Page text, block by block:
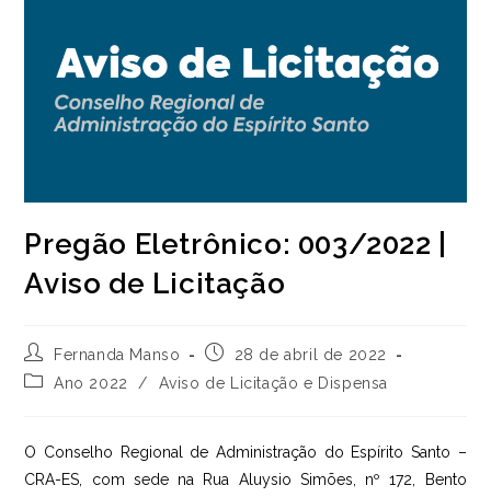
Pregão Eletrônico: 003/2022 |
Aviso de Licitação
Autor
do
post:
Fernanda Manso
Post28 de abril de 2022
Categoria
Ano 2022 / Aviso de Licitação e Dispensa
O Conselho Regional de Administração do Espírito Santo –
CRA-ES, com sede na Rua Aluysio Simões, nº 172, Bento